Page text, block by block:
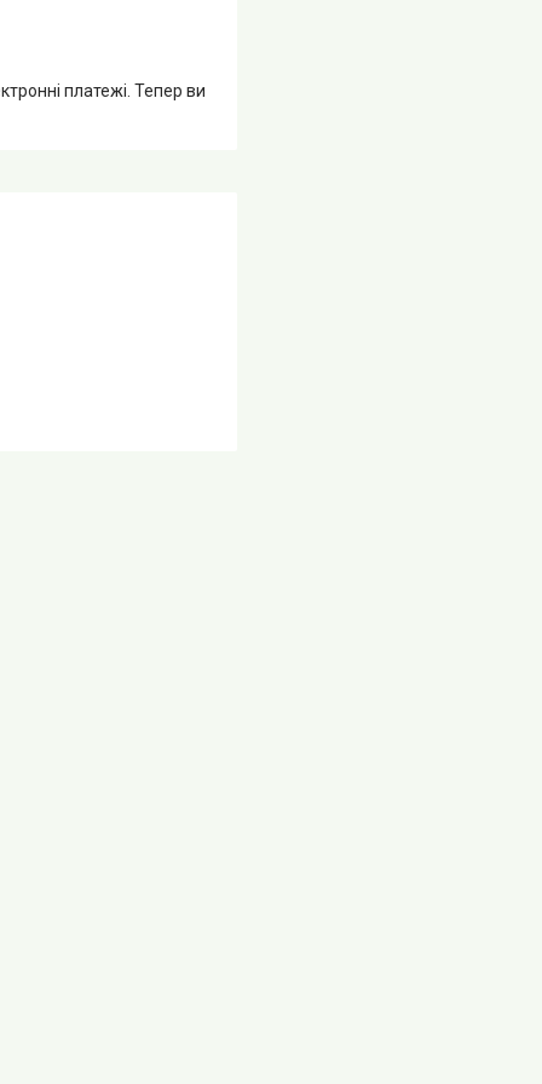
платежі. Тепер ви